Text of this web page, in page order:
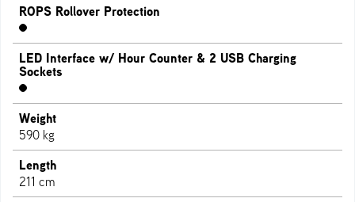
ROPS Rollover Protection
LED Interface w/ Hour Counter & 2 USB Charging
Sockets
Weight
590 kg
Length
211 cm